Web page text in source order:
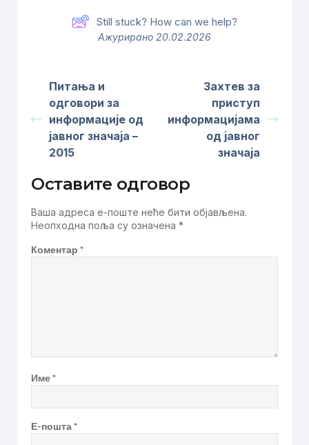
Still stuck? How can we help?
Ажурирано 20.02.2026
Питања и
одговори за
информације од
јавног значаја –
2015
Захтев за
приступ
информацијама
од јавног
значаја
Оставите одговор
Ваша адреса е-поште неће бити објављена.
Неопходна поља су означена *
Коментар *
Име*
Е-пошта*